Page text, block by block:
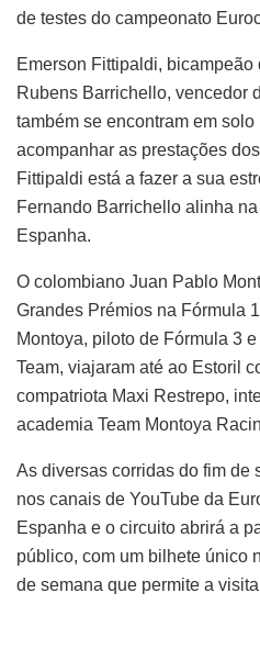
de testes do campeonato
Emerson Fittipaldi,
Rubens Barrichello, vencedor
também se encontram em solo
acompanhar as prestações
Fittipaldi está a fazer a sua
Fernando Barrichello alinha
Espanha.
O colombiano Juan Pablo
Grandes Prémios na Fórmula
Montoya, piloto de Fórmula 3
Team, viajaram até ao Estoril
compatriota Maxi Restrepo,
academia Team Montoya
As diversas corridas do fim de
nos canais de YouTube da
Espanha e o circuito abrirá a
público, com um bilhete único
de semana que permite a